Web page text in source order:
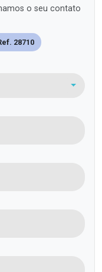
o seu contato
28710